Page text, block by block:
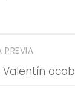
PREVIA
Valentín